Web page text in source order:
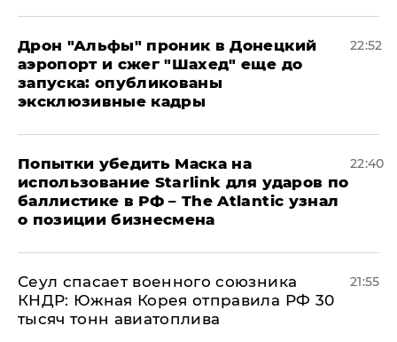
Дрон "Альфы" проник в Донецкий
аэропорт и сжег "Шахед" еще до
запуска: опубликованы
эксклюзивные кадры
22:52
Попытки убедить Маска на
использование Starlink для ударов по
баллистике в РФ – The Atlantic узнал
о позиции бизнесмена
22:40
​Сеул спасает военного союзника
КНДР: Южная Корея отправила РФ 30
тысяч тонн авиатоплива
21:55